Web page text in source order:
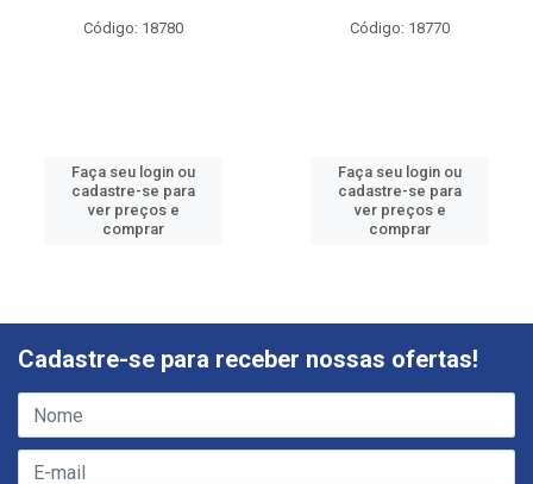
Código: 18780
Faça seu login ou
cadastre-se para
ver preços e
comprar
Código: 18770
Faça seu login ou
cadastre-se para
ver preços e
comprar
Cadastre-se para receber nossas ofertas!